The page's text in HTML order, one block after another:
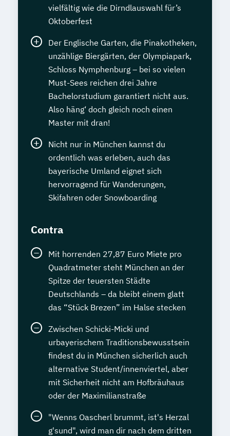
vielfältig wie die Dirndlauswahl für’s
Oktoberfest
Der Englische Garten, die Pinakotheken,
unzählige Biergärten, der Olympiapark,
Schloss Nymphenburg – bei so vielen
Must-Sees reichen drei Jahre
Bachelorstudium garantiert nicht aus.
Also häng‘ doch gleich noch einen
Master mit dran!
Nicht nur in München kannst du
ordentlich was erleben, auch das
bayerische Umland eignet sich
hervorragend für Wanderungen,
Skifahren oder Snowboarding
Contra
Mit horrenden 27,87 Euro Miete pro
Quadratmeter steht München an der
Spitze der teuersten Städte
Deutschlands – da bleibt einem glatt
das “Stück Brezen” im Halse stecken
Zwischen Schicki-Micki und
urbayerischem Traditionsbewusstsein
findest du in München sicherlich auch
alternative Student/innenviertel, aber
mit Sicherheit nicht am Hofbräuhaus
oder der Maximilianstraße
"Wenns Oascherl brummt, ist's Herzal
g'sund", wird man dir nach dem dritten